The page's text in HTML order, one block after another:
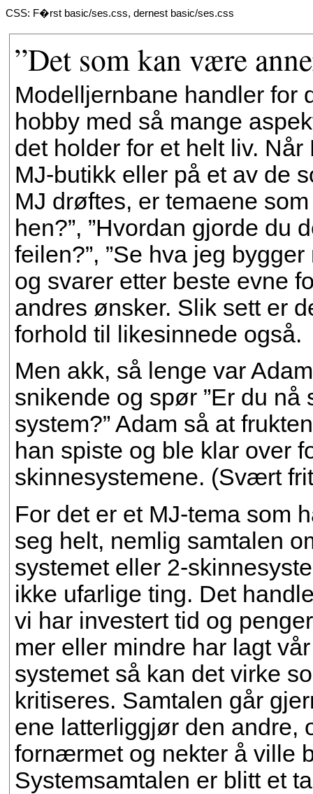
CSS: F�rst basic/ses.css, dernest basic/ses.css
”Det som kan være
Modelljernbane handler for
hobby med så mange
det holder for et helt liv.
MJ-butikk eller på et av de
MJ drøftes, er temaene
hen?”, ”Hvordan gjorde du
feilen?”, ”Se hva jeg
og svarer etter beste evne
andres ønsker. Slik sett er
forhold til likesinnede også.
Men akk, så lenge var
snikende og spør ”Er du
system?” Adam så at
han spiste og ble klar over
skinnesystemene. (Svært
For det er et MJ-tema som
seg helt, nemlig samtalen
systemet eller 2-
ikke ufarlige ting. Det
vi har investert tid og
mer eller mindre har lagt
systemet så kan det virke
kritiseres. Samtalen går
ene latterliggjør den andre,
fornærmet og nekter å ville
Systemsamtalen er blitt et